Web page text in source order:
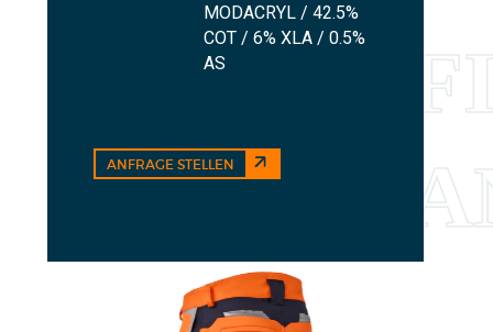
MODACRYL / 42.5%
COT / 6% XLA / 0.5%
AS
ANFRAGE STELLEN